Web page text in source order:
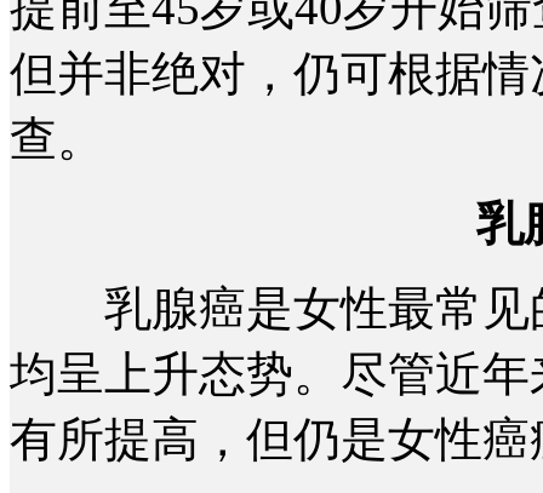
但并非绝对，仍可根据
查。
乳
乳腺癌是女性最常见
均呈上升态势。尽管近
有所提高，但仍是女性